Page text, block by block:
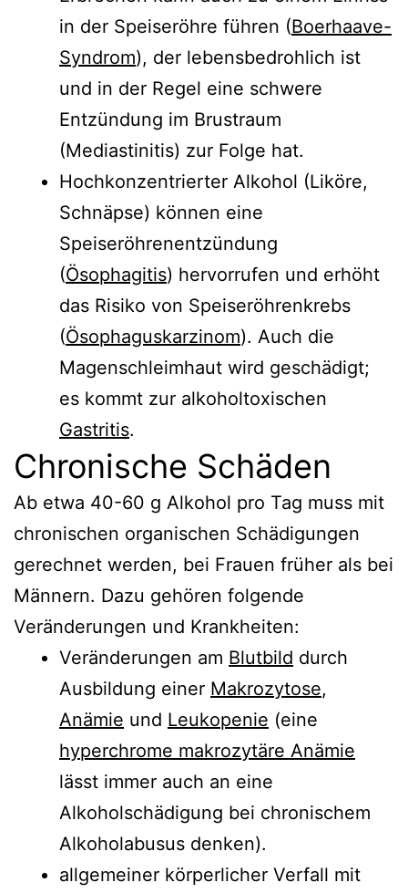
in der Speiseröhre führen (Boerhaave-
Syndrom), der lebensbedrohlich ist
und in der Regel eine schwere
Entzündung im Brustraum
(Mediastinitis) zur Folge hat.
Hochkonzentrierter Alkohol (Liköre,
Schnäpse) können eine
Speiseröhrenentzündung
(Ösophagitis) hervorrufen und erhöht
das Risiko von Speiseröhrenkrebs
(Ösophaguskarzinom). Auch die
Magenschleimhaut wird geschädigt;
es kommt zur alkoholtoxischen
Gastritis.
Chronische Schäden
Ab etwa 40-60 g Alkohol pro Tag muss mit
chronischen organischen Schädigungen
gerechnet werden, bei Frauen früher als bei
Männern. Dazu gehören folgende
Veränderungen und Krankheiten:
Veränderungen am Blutbild durch
Ausbildung einer Makrozytose,
Anämie und Leukopenie (eine
hyperchrome makrozytäre Anämie
lässt immer auch an eine
Alkoholschädigung bei chronischem
Alkoholabusus denken).
allgemeiner körperlicher Verfall mit